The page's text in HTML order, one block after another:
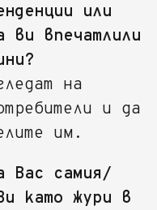
или
ви впечатлили
на
и да
им.
Вас самия/
като жури в